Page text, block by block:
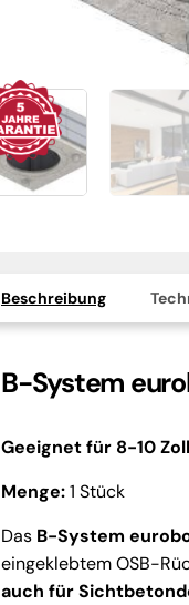
Beschreibung
B-System
Geeignet für 8-10
Menge:1 Stück
Das B-System
eingeklebtem OSB-
auch für